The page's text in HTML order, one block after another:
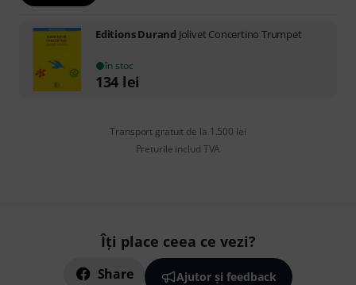
Editions Durand Jolivet Concertino Trumpet
în stoc
134 lei
Transport gratuit de la 1.500 lei
Preturile includ TVA
Îți place ceea ce vezi?
Share Ajutor și feedback